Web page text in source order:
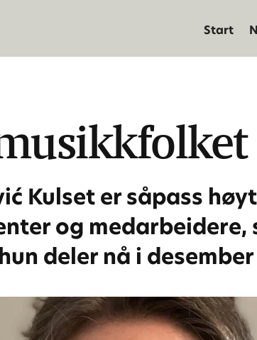
Start
Kulset er såpass
og medarbeidere,
deler nå i